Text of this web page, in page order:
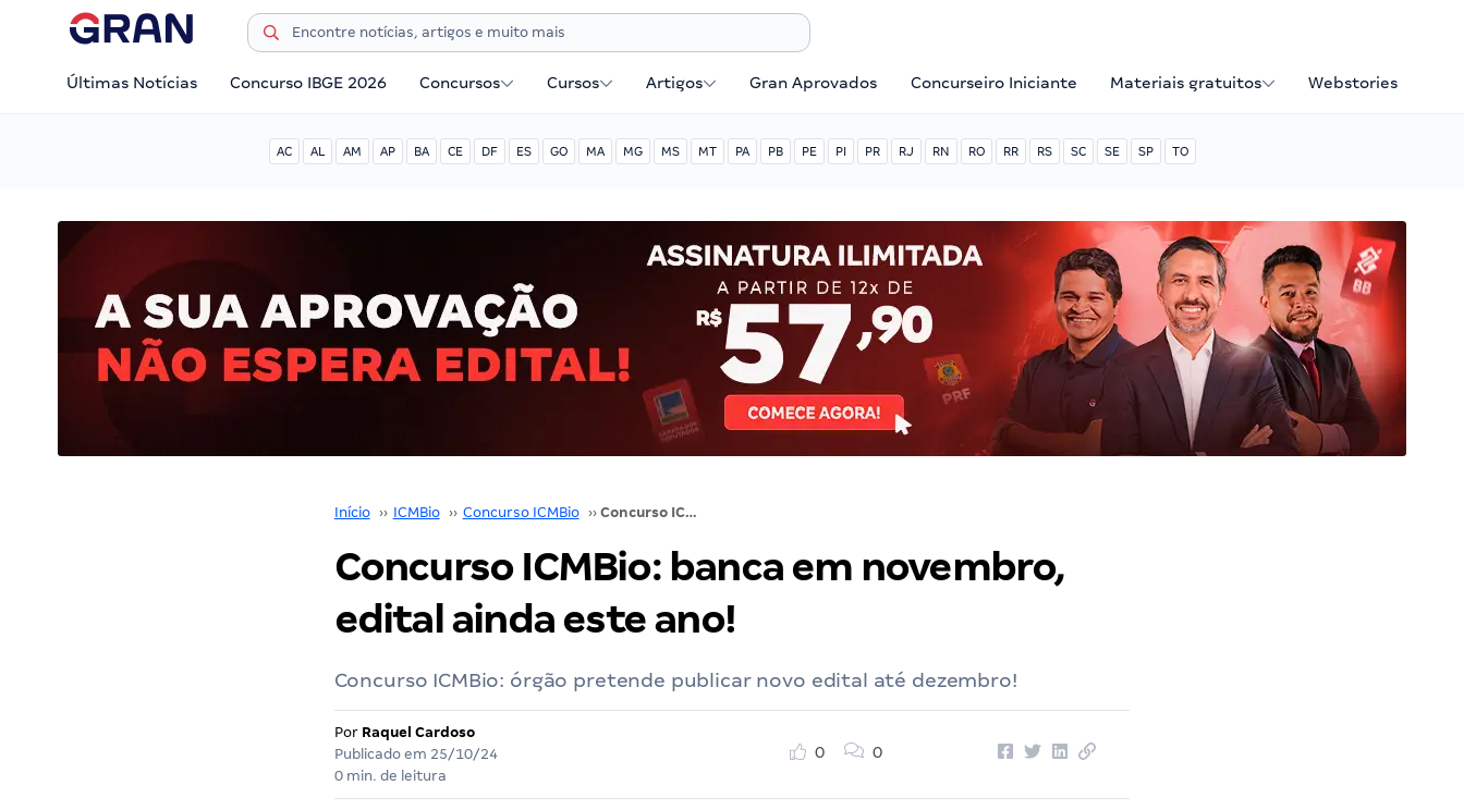
Últimas Notícias Concurso IBGE 2026 Concursos Cursos Artigos Gran Aprovados Concurseiro Iniciante Materiais gratuitos Webstories
AC AL AM AP BA CE DF ES GO MA MG MS MT PA PB PE PI PR RJ RN RO RR RS SC SE SP TO
Início ›› ICMBio ›› Concurso ICMBio ›› Concurso ICMBio: banca em novembro, edital ainda este ano!
Concurso ICMBio: banca em novembro,
edital ainda este ano!
Concurso ICMBio: órgão pretende publicar novo edital até dezembro!
Por Raquel Cardoso
Publicado em 25/10/24
0 min. de leitura
0 0